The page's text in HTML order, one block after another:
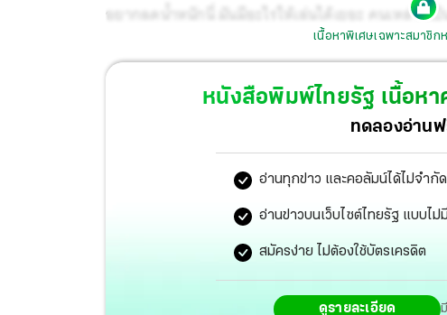
อยากลดน้ำหนักนี่ มันมีอะไรให้เล่นได้เยอะ คนเหล่านี้
มาก ส่วนทำไมต้องเป็นผู้กำกับใหม่ เพราะน้อง 2 คนนี้
เข้าใจบทที่เค้าเขียนมากที่สุด
เนื้อหาพิเศษเฉพาะสมาชิ
หนังสือพิมพ์ไทยรัฐ เนื้อห
ทดลองอ่าน
อ่านทุกข่าว และคอลัมน์ได้ไม่จำกัด
อ่านข่าวบนเว็บไซต์ไทยรัฐ แบบไ
สมัครง่าย ไม่ต้องใช้บัตรเครดิต
ดูรายละเอียด